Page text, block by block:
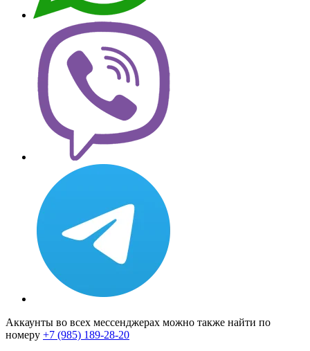
Аккаунты во всех мессенджерах можно также найти по
номеру +7 (985) 189-28-20